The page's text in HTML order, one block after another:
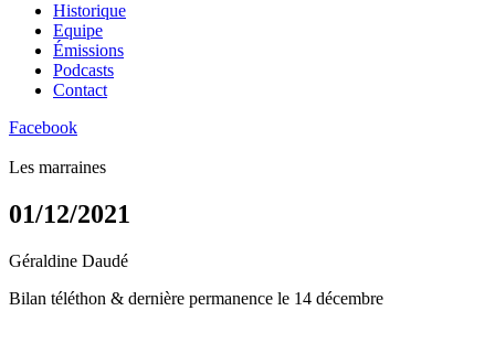
Historique
Equipe
Émissions
Podcasts
Contact
Facebook
Les marraines
01/12/2021
Géraldine Daudé
Bilan téléthon & dernière permanence le 14 décembre